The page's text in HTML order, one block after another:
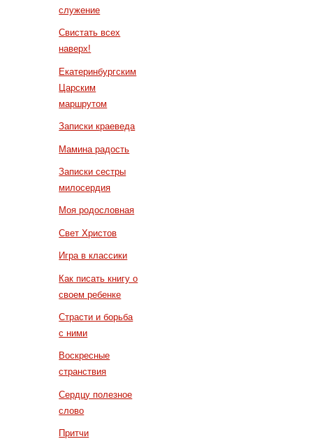
служение
Свистать всех
наверх!
Екатеринбургским
Царским
маршрутом
Записки краеведа
Мамина радость
Записки сестры
милосердия
Моя родословная
Свет Христов
Игра в классики
Как писать книгу о
своем ребенке
Страсти и борьба
с ними
Воскресные
странствия
Сердцу полезное
слово
Притчи